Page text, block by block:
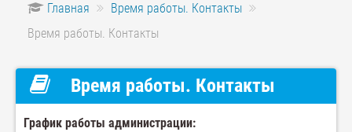
Главная
Время работы. Контакты
Время работы. Контакты
Время работы. Контакты
График работы администрации: